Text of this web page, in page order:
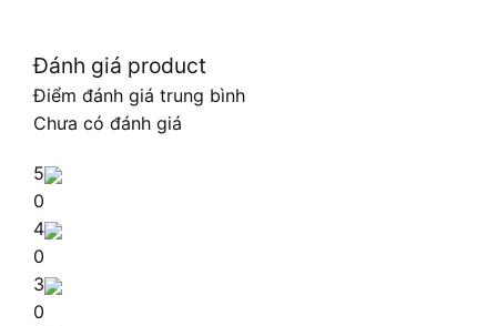
Đánh giá product
Điểm đánh giá trung bình
Chưa có đánh giá
5
0
4
0
3
0